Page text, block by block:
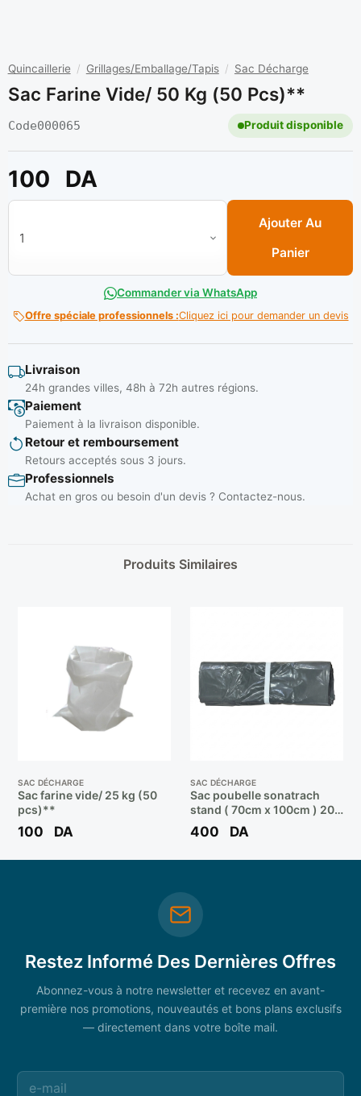
Quincaillerie / Grillages/Emballage/Tapis / Sac Décharge
Sac Farine Vide/ 50 Kg (50 Pcs)**
Code000065 Produit disponible
100 DA
quantité de Sac farine vide/ 50 kg (50 pcs)**
Ajouter Au
Panier
Commander via WhatsApp
Offre spéciale professionnels :Cliquez ici pour demander un devis
Livraison
24h grandes villes, 48h à 72h autres régions.
Paiement
Paiement à la livraison disponible.
Retour et remboursement
Retours acceptés sous 3 jours.
Professionnels
Achat en gros ou besoin d'un devis ? Contactez-nous.
Produits Similaires
SAC DÉCHARGE
Sac farine vide/ 25 kg (50
pcs)**
100 DA
SAC DÉCHARGE
Sac poubelle sonatrach
stand ( 70cm x 100cm ) 20
pcs ** BEL
400 DA
Restez Informé Des Dernières Offres
Abonnez-vous à notre newsletter et recevez en avant-
première nos promotions, nouveautés et bons plans exclusifs
— directement dans votre boîte mail.